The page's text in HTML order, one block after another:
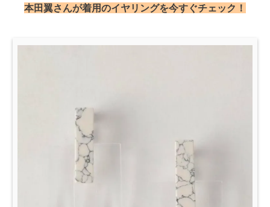
本田翼さんが着用のイヤリングを今すぐチェック！